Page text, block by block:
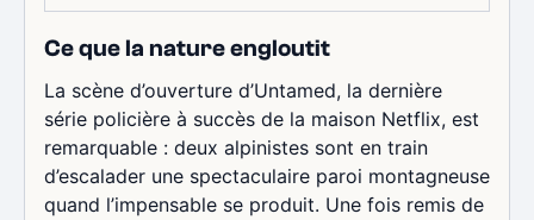
Ce que la nature engloutit
La scène d’ouverture d’Untamed, la dernière
série policière à succès de la maison Netflix, est
remarquable : deux alpinistes sont en train
d’escalader une spectaculaire paroi montagneuse
quand l’impensable se produit. Une fois remis de